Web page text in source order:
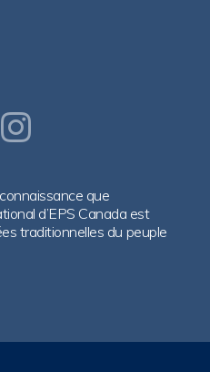
que
d’EPS Canada est
traditionnelles du peuple